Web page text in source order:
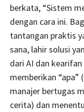
berkata, “Sistem
dengan cara ini.
tantangan praktis
sana, lahir solusi
dari AI dan
memberikan “apa”
manajer bertugas
cerita) dan